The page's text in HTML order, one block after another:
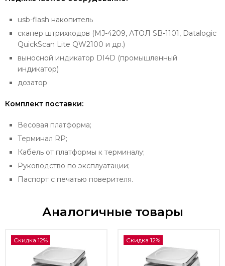
usb-flash накопитель
сканер штрихкодов (MJ-4209, АТОЛ SB-1101, Datalogic
QuickScan Lite QW2100 и др.)
выносной индикатор DI4D (промышленный
индикатор)
дозатор
Комплект поставки:
Весовая платформа;
Терминал RP;
Кабель от платформы к терминалу;
Руководство по эксплуатации;
Паспорт с печатью поверителя.
Аналогичные товары
Скидка 12% Скидка 12%